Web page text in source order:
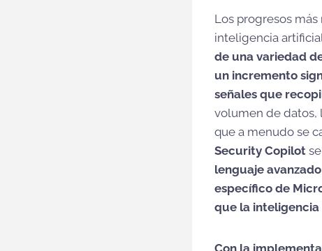
Los progresos
inteligencia
de una variedad
un incremento
señales que
volumen de datos,
que a menudo se
Security Copilot
lenguaje
específico de
que la
Con la